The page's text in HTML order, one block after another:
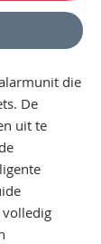
die
De
uit te